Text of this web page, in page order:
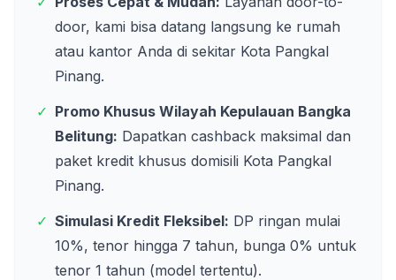
door, kami bisa datang langsung ke rumah
atau kantor Anda di sekitar Kota Pangkal
Pinang.
✓ Promo Khusus Wilayah Kepulauan Bangka
Belitung: Dapatkan cashback maksimal dan
paket kredit khusus domisili Kota Pangkal
Pinang.
✓ Simulasi Kredit Fleksibel: DP ringan mulai
10%, tenor hingga 7 tahun, bunga 0% untuk
tenor 1 tahun (model tertentu).